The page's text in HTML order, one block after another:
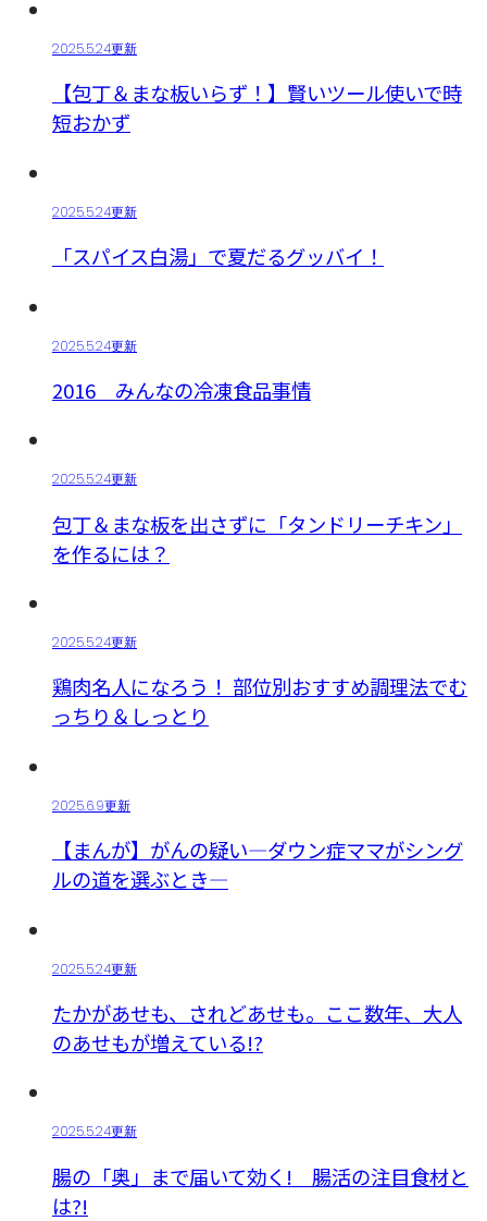
2025.5.24更新
【包丁＆まな板いらず！】賢いツール使いで時
短おかず
2025.5.24更新
「スパイス白湯」で夏だるグッバイ！
2025.5.24更新
2016 みんなの冷凍食品事情
2025.5.24更新
包丁＆まな板を出さずに「タンドリーチキン」
を作るには？
2025.5.24更新
鶏肉名人になろう！ 部位別おすすめ調理法でむ
っちり＆しっとり
2025.6.9更新
【まんが】がんの疑い―ダウン症ママがシング
ルの道を選ぶとき―
2025.5.24更新
たかがあせも、されどあせも。ここ数年、大人
のあせもが増えている!?
2025.5.24更新
腸の「奥」まで届いて効く! 腸活の注目食材と
は?!